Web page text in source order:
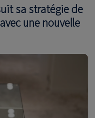
sa stratégie de
une nouvelle